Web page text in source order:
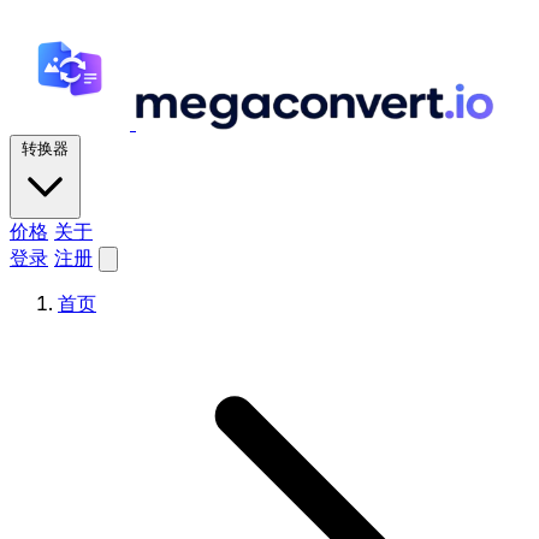
转换器
价格 关于
登录 注册
首页